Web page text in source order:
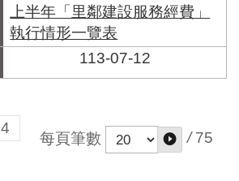
上半年「里鄰建設服務經費」
執行情形一覽表
113-07-12
4
每頁筆數 / 75